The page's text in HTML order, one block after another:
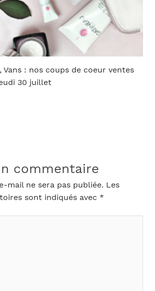
Vans : nos coups de coeur ventes
30 juillet
commentaire
mail ne sera pas publiée. Les
sont indiqués avec *